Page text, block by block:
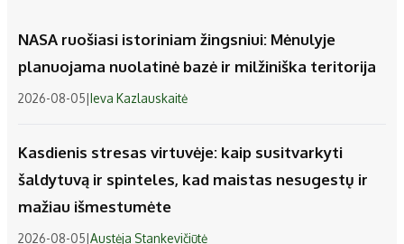
NASA ruošiasi istoriniam žingsniui: Mėnulyje
planuojama nuolatinė bazė ir milžiniška teritorija
2026-08-05|Ieva Kazlauskaitė
Kasdienis stresas virtuvėje: kaip susitvarkyti
šaldytuvą ir spinteles, kad maistas nesugestų ir
mažiau išmestumėte
2026-08-05|Austėja Stankevičiūtė